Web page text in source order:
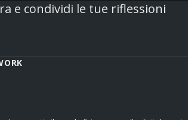
e condividi le tue riflessioni